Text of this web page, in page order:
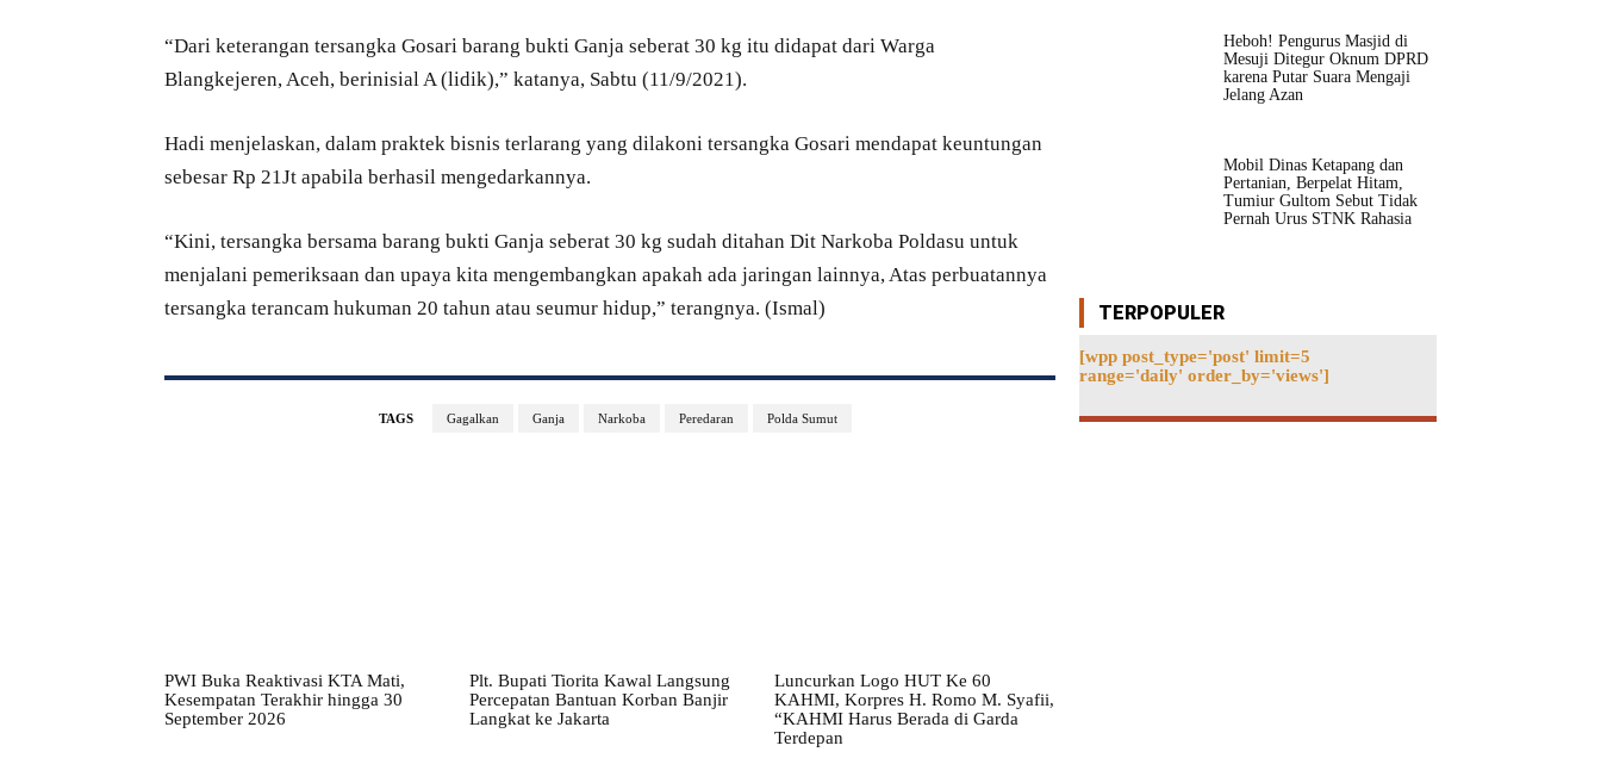
“Dari keterangan tersangka Gosari barang bukti Ganja seberat 30 kg itu didapat dari Warga
Blangkejeren, Aceh, berinisial A (lidik),” katanya, Sabtu (11/9/2021).
Hadi menjelaskan, dalam praktek bisnis terlarang yang dilakoni tersangka Gosari mendapat keuntungan
sebesar Rp 21Jt apabila berhasil mengedarkannya.
“Kini, tersangka bersama barang bukti Ganja seberat 30 kg sudah ditahan Dit Narkoba Poldasu untuk
menjalani pemeriksaan dan upaya kita mengembangkan apakah ada jaringan lainnya, Atas perbuatannya
tersangka terancam hukuman 20 tahun atau seumur hidup,” terangnya. (Ismal)
TAGS Gagalkan Ganja Narkoba Peredaran Polda Sumut
PWI Buka Reaktivasi KTA Mati,
Kesempatan Terakhir hingga 30
September 2026
Plt. Bupati Tiorita Kawal Langsung
Percepatan Bantuan Korban Banjir
Langkat ke Jakarta
Luncurkan Logo HUT Ke 60
KAHMI, Korpres H. Romo M. Syafii,
“KAHMI Harus Berada di Garda
Terdepan
Heboh! Pengurus Masjid di
Mesuji Ditegur Oknum DPRD
karena Putar Suara Mengaji
Jelang Azan
Mobil Dinas Ketapang dan
Pertanian, Berpelat Hitam,
Tumiur Gultom Sebut Tidak
Pernah Urus STNK Rahasia
TERPOPULER
[wpp post_type='post' limit=5
range='daily' order_by='views']